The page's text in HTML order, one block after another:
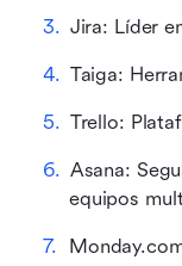
Jira: Líder
Taiga:
Trello:
Asana:
equipos